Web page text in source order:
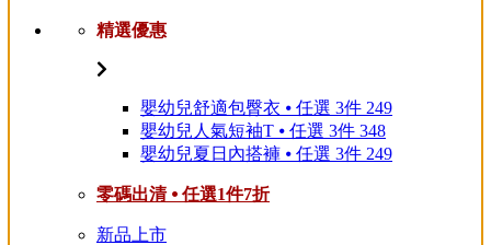
精選優惠
嬰幼兒舒適包臀衣 ⦁ 任選 3件 249
嬰幼兒人氣短袖T ⦁ 任選 3件 348
嬰幼兒夏日內搭褲 ⦁ 任選 3件 249
零碼出清 ⦁ 任選1件7折
新品上市